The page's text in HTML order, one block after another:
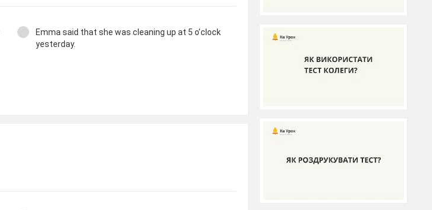
Emma said that she was cleaning up at 5 o’clock
yesterday.